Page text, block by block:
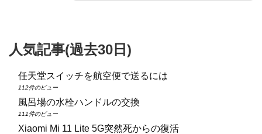
人気記事(過去30日)
任天堂スイッチを航空便で送るには
112件のビュー
風呂場の水栓ハンドルの交換
111件のビュー
Xiaomi Mi 11 Lite 5G突然死からの復活